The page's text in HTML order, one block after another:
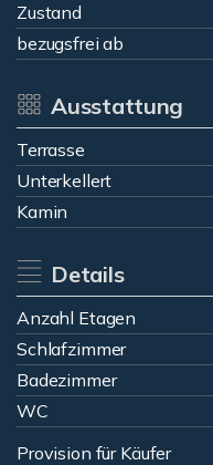
Zustand
bezugsfrei ab
Ausstattung
Terrasse
Unterkellert
Kamin
Details
Anzahl Etagen
Schlafzimmer
Badezimmer
WC
Provision für Käufer